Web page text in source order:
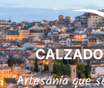
"Artesanía que